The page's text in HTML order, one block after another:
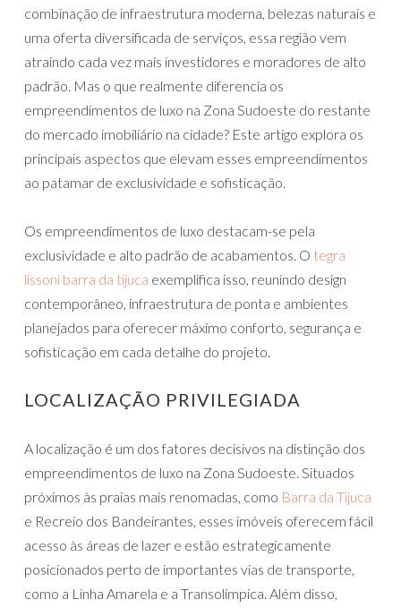
combinação de infraestrutura moderna, belezas naturais e
uma oferta diversificada de serviços, essa região vem
atraindo cada vez mais investidores e moradores de alto
padrão. Mas o que realmente diferencia os
empreendimentos de luxo na Zona Sudoeste do restante
do mercado imobiliário na cidade? Este artigo explora os
principais aspectos que elevam esses empreendimentos
ao patamar de exclusividade e sofisticação.
Os empreendimentos de luxo destacam-se pela
exclusividade e alto padrão de acabamentos. O tegra
lissoni barra da tijuca exemplifica isso, reunindo design
contemporâneo, infraestrutura de ponta e ambientes
planejados para oferecer máximo conforto, segurança e
sofisticação em cada detalhe do projeto.
LOCALIZAÇÃO PRIVILEGIADA
A localização é um dos fatores decisivos na distinção dos
empreendimentos de luxo na Zona Sudoeste. Situados
próximos às praias mais renomadas, como Barra da Tijuca
e Recreio dos Bandeirantes, esses imóveis oferecem fácil
acesso às áreas de lazer e estão estrategicamente
posicionados perto de importantes vias de transporte,
como a Linha Amarela e a Transolímpica. Além disso,